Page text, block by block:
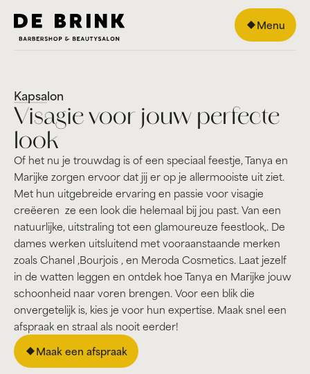
Menu
Kapsalon
Visagie voor jouw perfecte
look
Of het nu je trouwdag is of een speciaal feestje, Tanya en
Marijke zorgen ervoor dat jij er op je allermooiste uit ziet.
Met hun uitgebreide ervaring en passie voor visagie
creëeren ze een look die helemaal bij jou past. Van een
natuurlijke, uitstraling tot een glamoureuze feestlook,. De
dames werken uitsluitend met vooraanstaande merken
zoals Chanel ,Bourjois , en Meroda Cosmetics. Laat jezelf
in de watten leggen en ontdek hoe Tanya en Marijke jouw
schoonheid naar voren brengen. Voor een blik die
onvergetelijk is, kies je voor hun expertise. Maak snel een
afspraak en straal als nooit eerder!
Maak een afspraak